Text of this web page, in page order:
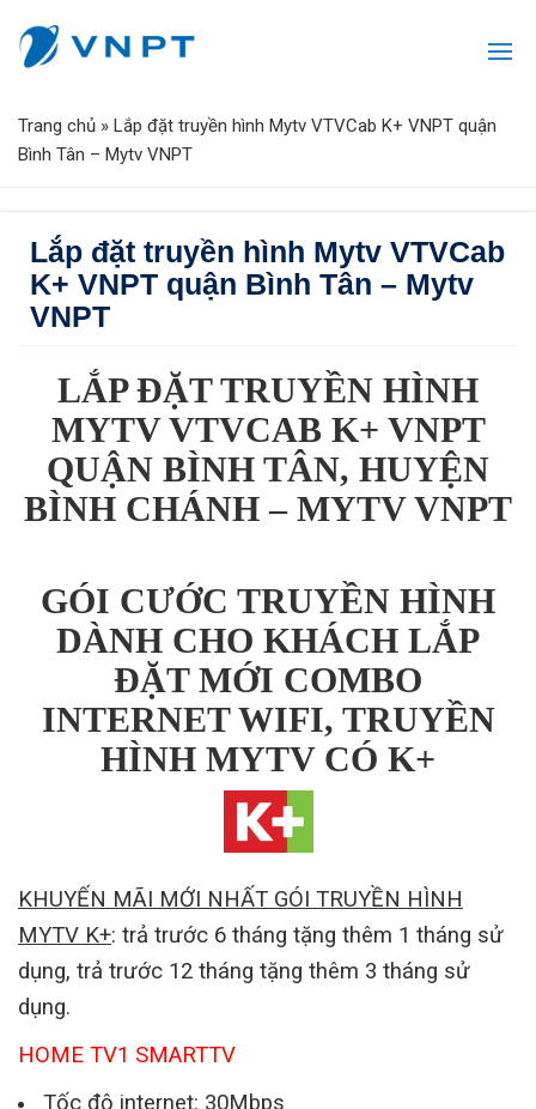
Trang chủ » Lắp đặt truyền hình Mytv VTVCab K+ VNPT quận
Bình Tân – Mytv VNPT
Lắp đặt truyền hình Mytv VTVCab
K+ VNPT quận Bình Tân – Mytv
VNPT
LẮP ĐẶT TRUYỀN HÌNH
MYTV VTVCAB K+ VNPT
QUẬN BÌNH TÂN, HUYỆN
BÌNH CHÁNH – MYTV VNPT
GÓI CƯỚC TRUYỀN HÌNH
DÀNH CHO KHÁCH LẮP
ĐẶT MỚI COMBO
INTERNET WIFI, TRUYỀN
HÌNH MYTV CÓ K+
KHUYẾN MÃI MỚI NHẤT GÓI TRUYỀN HÌNH
MYTV K+: trả trước 6 tháng tặng thêm 1 tháng sử
dụng, trả trước 12 tháng tặng thêm 3 tháng sử
dụng.
HOME TV1 SMARTTV
Tốc độ internet: 30Mbps